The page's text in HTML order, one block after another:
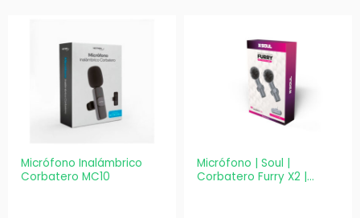
Micrófono Inalámbrico
Corbatero MC10
Micrófono | Soul |
Corbatero Furry X2 |